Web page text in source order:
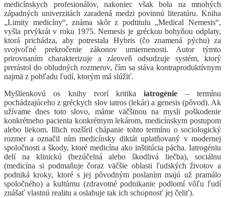
medicínskych profesionálov, nakoniec však bola na mnohých
západných univerzitách zaradená medzi povinnú literatúru. Kniha
„Limity medicíny“, známa skôr z podtitulu „Medical Nemesis“,
vyšla prvýkrát v roku 1975. Nemesis je gréckou bohyňou odplaty,
ktorá prichádza, aby potrestala Hybris (čo znamená pýchu) za
svojvoľné prekročenie zákonov umiernenosti. Autor týmto
prirovnaním charakterizuje a zároveň odsudzuje systém, ktorý
prerástol do obludných rozmerov, čím sa stáva kontraproduktívnym
najmä z pohľadu ľudí, ktorým má slúžiť.
Myšlienkovú os knihy tvorí kritika iatrogénie – termínu
pochádzajúceho z gréckych slov iatros (lekár) a genesis (pôvod). Ak
užívame dnes toto slovo, máme väčšinou na mysli poškodenie
konkrétneho pacienta konkrétnym lekárom, medicínskym postupom
alebo liekom. Illich rozšíril chápanie tohto termínu o sociologický
rozmer a označil ním medicínsky diktát uplatňovaný v modernej
spoločnosti a škody, ktoré medicína ako inštitúcia pácha. Iatrogéniu
delí na klinickú (bezúčelná alebo škodlivá liečba), sociálnu
(medicína si podmaňuje čoraz väčšie oblasti ľudských životov a
podniká kroky, ktoré s jej pôvodným poslaním majú už pramálo
spoločného) a kultúrnu (zdravotné podnikanie podlomí vôľu ľudí
znášať vlastnú realitu a oslabuje tak ich schopnosť jej čeliť).